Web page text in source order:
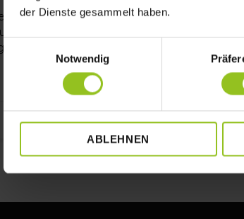
der Dienste gesammelt haben.
Einwilligungsauswahl
Notwendig
ABLEHNEN
gibt es ein
offen gesprochen wird
Flurfunk.